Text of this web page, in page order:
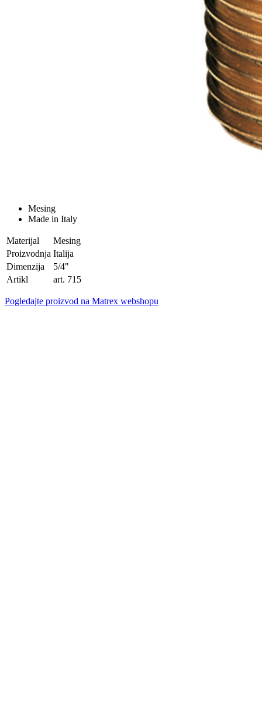
Mesing
Made in Italy
Materijal
Mesing
Proizvodnja Italija
Dimenzija
5/4"
Artikl
art. 715
Pogledajte proizvod na Matrex webshopu